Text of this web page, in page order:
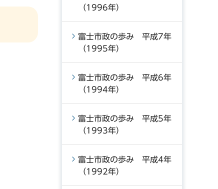
（1996年）
富士市政の歩み 平成7年
（1995年）
富士市政の歩み 平成6年
（1994年）
富士市政の歩み 平成5年
（1993年）
富士市政の歩み 平成4年
（1992年）